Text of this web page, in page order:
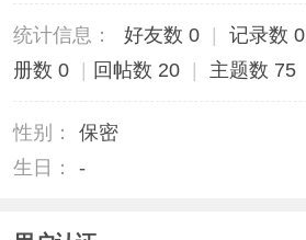
统计信息： 好友数 0 | 记录数 0
册数 0
| 回帖数 20 | 主题数 75
性别：
保密
生日：
-